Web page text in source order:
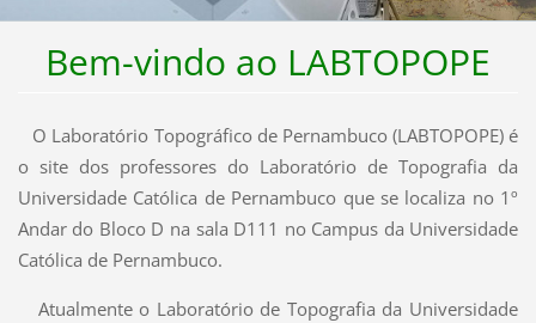
Bem-vindo ao LABTOPOPE
O Laboratório Topográfico de Pernambuco (LABTOPOPE) é
o site dos professores do Laboratório de Topografia da
Universidade Católica de Pernambuco que se localiza no 1º
Andar do Bloco D na sala D111 no Campus da Universidade
Católica de Pernambuco.
Atualmente o Laboratório de Topografia da Universidade